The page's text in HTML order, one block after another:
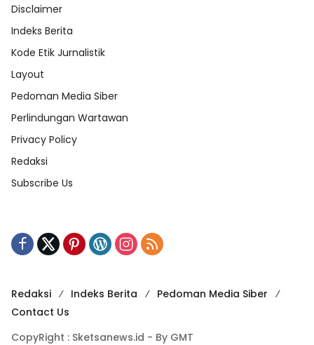
Disclaimer
Indeks Berita
Kode Etik Jurnalistik
Layout
Pedoman Media Siber
Perlindungan Wartawan
Privacy Policy
Redaksi
Subscribe Us
Redaksi Indeks Berita
Pedoman Media Siber
Contact Us
CopyRight : Sketsanews.id - By GMT